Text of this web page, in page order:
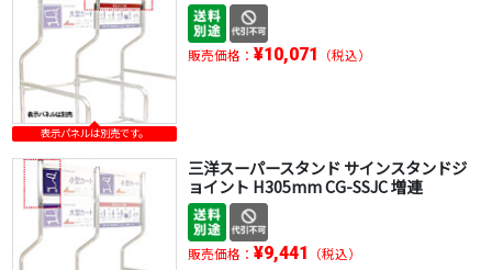
表示パネルは別売です。
販売価格： ¥10,071 （税込）
三洋スーパースタンド サインスタンドジ
ョイント H305mm CG-SSJC 増連
販売価格： ¥9,441 （税込）